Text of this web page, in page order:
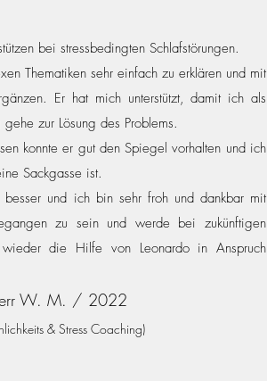
bei stressbedingten Schlafstörungen.
Thematiken sehr einfach zu erklären und mit
Er hat mich unterstützt, damit ich als
zur Lösung des Problems.
konnte er gut den Spiegel vorhalten und ich
Sackgasse ist.
und ich bin sehr froh und dankbar mit
zu sein und werde bei zukünftigen
wieder die Hilfe von Leonardo in Anspruch
W. M. / 2022
nlichkeits & Stress Coaching)